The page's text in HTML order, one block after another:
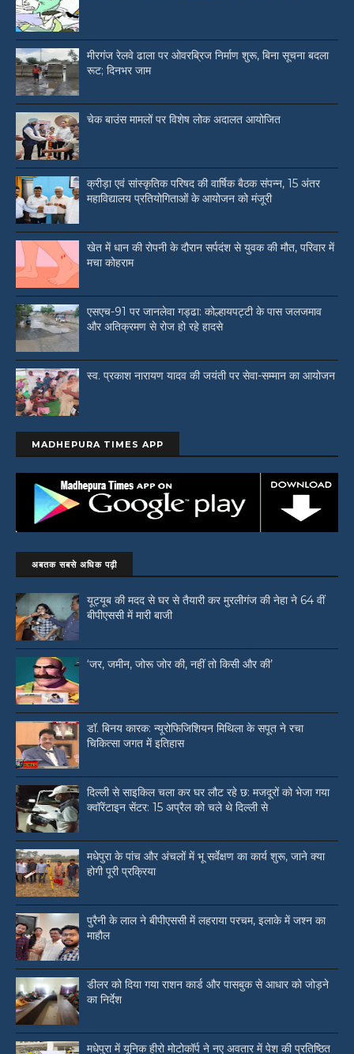
मीरगंज रेलवे ढाला पर ओवरब्रिज निर्माण शुरू, बिना सूचना बदला
रूट; दिनभर जाम
चेक बाउंस मामलों पर विशेष लोक अदालत आयोजित
क्रीड़ा एवं सांस्कृतिक परिषद की वार्षिक बैठक संपन्न, 15 अंतर
महाविद्यालय प्रतियोगिताओं के आयोजन को मंजूरी
खेत में धान की रोपनी के दौरान सर्पदंश से युवक की मौत, परिवार में
मचा कोहराम
एसएच-91 पर जानलेवा गड्ढा: कोल्हायपट्टी के पास जलजमाव
और अतिक्रमण से रोज हो रहे हादसे
स्व. प्रकाश नारायण यादव की जयंती पर सेवा-सम्मान का आयोजन
MADHEPURA TIMES APP
अबतक सबसे अधिक पढ़ी
यूट्यूब की मदद से घर से तैयारी कर मुरलीगंज की नेहा ने 64 वीं
बीपीएससी में मारी बाजी
‘जर, जमीन, जोरू जोर की, नहीं तो किसी और की’
डॉ. बिनय कारक: न्यूरोफिजिशियन मिथिला के सपूत ने रचा
चिकित्सा जगत में इतिहास
दिल्ली से साइकिल चला कर घर लौट रहे छ: मजदूरों को भेजा गया
क्वॉरेंटाइन सेंटर: 15 अप्रैल को चले थे दिल्ली से
मधेपुरा के पांच और अंचलों में भू सर्वेक्षण का कार्य शुरू, जाने क्या
होगी पूरी प्रक्रिया
पुरैनी के लाल ने बीपीएससी में लहराया परचम, इलाके में जश्न का
माहौल
डीलर को दिया गया राशन कार्ड और पासबुक से आधार को जोड़ने
का निर्देश
मधेपुरा में यूनिक हीरो मोटोकॉर्प ने नए अवतार में पेश की प्रतिष्ठित